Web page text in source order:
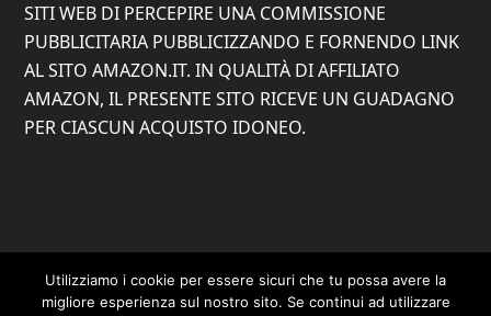
SITI WEB DI PERCEPIRE UNA COMMISSIONE
PUBBLICITARIA PUBBLICIZZANDO E FORNENDO LINK
AL SITO AMAZON.IT. IN QUALITÀ DI AFFILIATO
AMAZON, IL PRESENTE SITO RICEVE UN GUADAGNO
PER CIASCUN ACQUISTO IDONEO.
Utilizziamo i cookie per essere sicuri che tu possa avere la
migliore esperienza sul nostro sito. Se continui ad utilizzare